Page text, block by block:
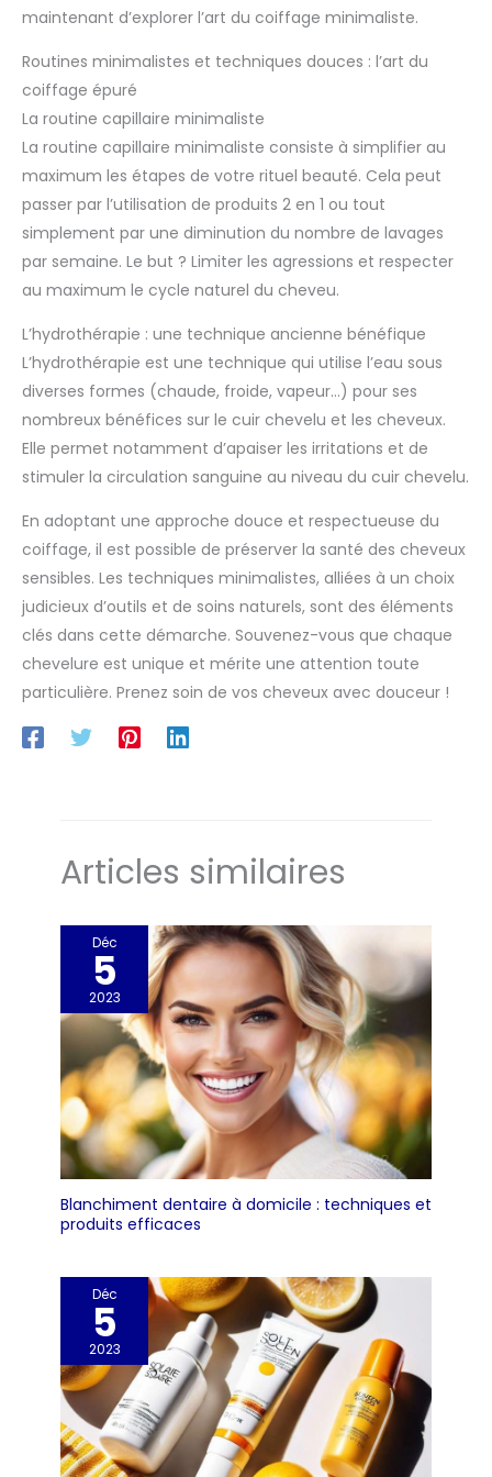
maintenant d’explorer l’art du coiffage minimaliste.
Routines minimalistes et techniques douces : l’art du
coiffage épuré
La routine capillaire minimaliste
La routine capillaire minimaliste consiste à simplifier au
maximum les étapes de votre rituel beauté. Cela peut
passer par l’utilisation de produits 2 en 1 ou tout
simplement par une diminution du nombre de lavages
par semaine. Le but ? Limiter les agressions et respecter
au maximum le cycle naturel du cheveu.
L’hydrothérapie : une technique ancienne bénéfique
L’hydrothérapie est une technique qui utilise l’eau sous
diverses formes (chaude, froide, vapeur…) pour ses
nombreux bénéfices sur le cuir chevelu et les cheveux.
Elle permet notamment d’apaiser les irritations et de
stimuler la circulation sanguine au niveau du cuir chevelu.
En adoptant une approche douce et respectueuse du
coiffage, il est possible de préserver la santé des cheveux
sensibles. Les techniques minimalistes, alliées à un choix
judicieux d’outils et de soins naturels, sont des éléments
clés dans cette démarche. Souvenez-vous que chaque
chevelure est unique et mérite une attention toute
particulière. Prenez soin de vos cheveux avec douceur !
Articles similaires
Déc
5
2023
Blanchiment dentaire à domicile : techniques et
produits efficaces
Déc
5
2023